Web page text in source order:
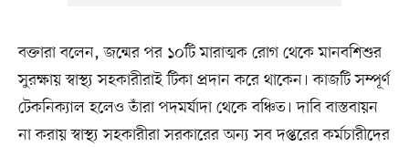
বক্তারা বলেন, জন্মের পর ১০টি মারাত্মক রোগ থেকে মানবশিশুর
সুরক্ষায় স্বাস্থ্য সহকারীরাই টিকা প্রদান করে থাকেন। কাজটি সম্পূর্ণ
টেকনিক্যাল হলেও তাঁরা পদমর্যাদা থেকে বঞ্চিত। দাবি বাস্তবায়ন
না করায় স্বাস্থ্য সহকারীরা সরকারের অন্য সব দপ্তরের কর্মচারীদের